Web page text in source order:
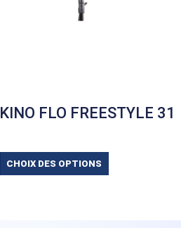
KINO FLO FREESTYLE 31
CHOIX DES OPTIONS